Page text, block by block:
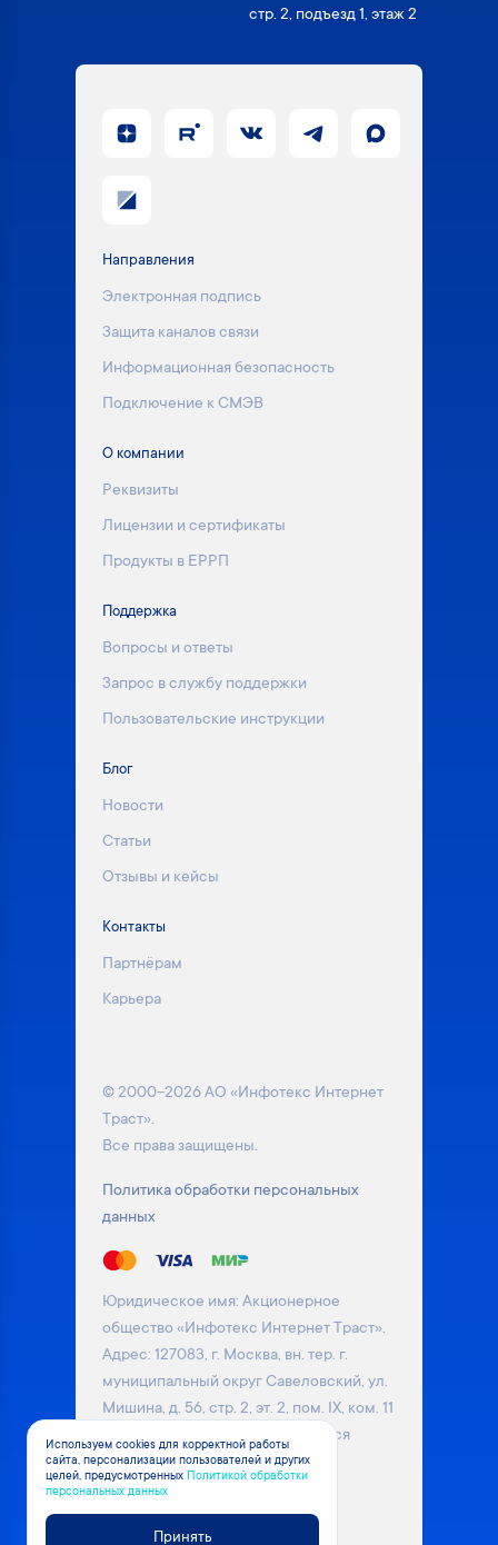
стр. 2, подъезд 1, этаж 2
Направления
Электронная подпись
Защита каналов связи
Информационная безопасность
Подключение к СМЭВ
О компании
Реквизиты
Лицензии и сертификаты
Продукты в ЕРРП
Поддержка
Вопросы и ответы
Запрос в службу поддержки
Пользовательские инструкции
Блог
Новости
Статьи
Отзывы и кейсы
Контакты
Партнёрам
Карьера
© 2000–2026 АО «Инфотекс Интернет
Траст».
Все права защищены.
Политика обработки персональных
данных
Юридическое имя: Акционерное
общество «Инфотекс Интернет Траст».
Адрес: 127083, г. Москва, вн. тер. г.
муниципальный округ Савеловский, ул.
Мишина, д. 56, стр. 2, эт. 2, пом. IX, ком. 11
Информация на сайте не является
публичной офертой. Уточняйте
актуальные цены на товары у
менеджера компании
Используем cookies для корректной работы
сайта, персонализации пользователей и других
целей, предусмотренных Политикой обработки
персональных данных
Принять